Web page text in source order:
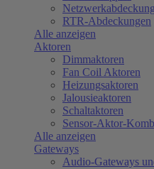
RTR-Abdeckungen
Alle anzeigen
Aktoren
Dimmaktoren
Fan Coil Aktoren
Heizungsaktoren
Jalousieaktoren
Schaltaktoren
Sensor-Aktor-
Alle anzeigen
Gateways
Audio-Gateways